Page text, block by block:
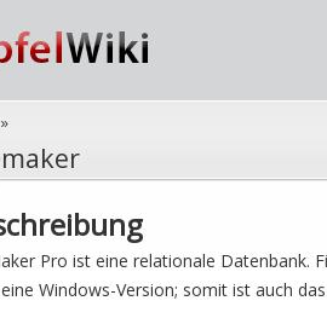
»
Pro ist eine relationale Datenbank.
Windows-Version; somit ist auch